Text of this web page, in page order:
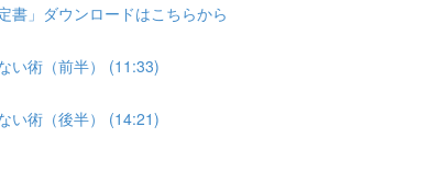
」ダウンロードはこちらから
い術（前半） (11:33)
い術（後半） (14:21)